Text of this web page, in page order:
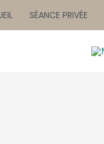
SÉANCE PRIVÉE